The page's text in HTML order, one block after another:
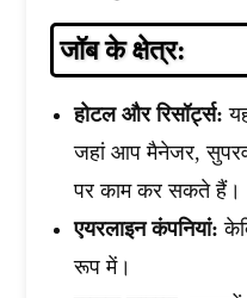
जॉब के क्षेत्र:
होटल और रिसॉर्ट्स:
जहां आप मैनेजर,
पर काम कर सकते हैं।
एयरलाइन कंपनियां:
रूप में।